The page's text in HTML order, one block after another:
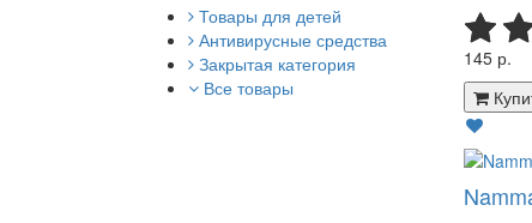
Товары для детей
Антивирусные средства
Закрытая категория
Все товары
145 р.